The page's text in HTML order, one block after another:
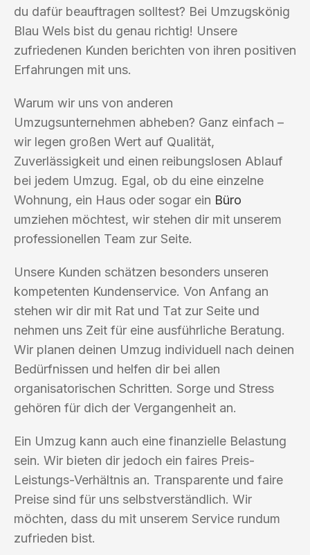
du dafür beauftragen solltest? Bei Umzugskönig
Blau Wels bist du genau richtig! Unsere
zufriedenen Kunden berichten von ihren positiven
Erfahrungen mit uns.
Warum wir uns von anderen
Umzugsunternehmen abheben? Ganz einfach –
wir legen großen Wert auf Qualität,
Zuverlässigkeit und einen reibungslosen Ablauf
bei jedem Umzug. Egal, ob du eine einzelne
Wohnung, ein Haus oder sogar ein Büro
umziehen möchtest, wir stehen dir mit unserem
professionellen Team zur Seite.
Unsere Kunden schätzen besonders unseren
kompetenten Kundenservice. Von Anfang an
stehen wir dir mit Rat und Tat zur Seite und
nehmen uns Zeit für eine ausführliche Beratung.
Wir planen deinen Umzug individuell nach deinen
Bedürfnissen und helfen dir bei allen
organisatorischen Schritten. Sorge und Stress
gehören für dich der Vergangenheit an.
Ein Umzug kann auch eine finanzielle Belastung
sein. Wir bieten dir jedoch ein faires Preis-
Leistungs-Verhältnis an. Transparente und faire
Preise sind für uns selbstverständlich. Wir
möchten, dass du mit unserem Service rundum
zufrieden bist.